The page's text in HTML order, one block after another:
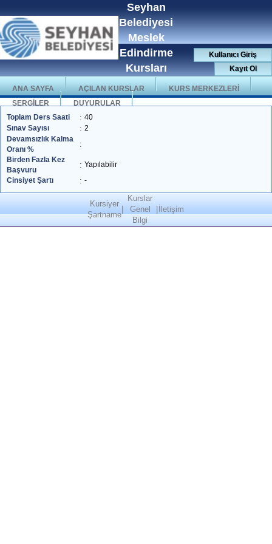
Seyhan
Belediyesi
Meslek
Edindirme
Kursları
Kullanıcı Giriş
Kayıt Ol
ANA SAYFA AÇILAN KURSLAR
KURS MERKEZLERİ
SERGİLER
DUYURULAR
Toplam Ders Saati
: 40
Sınav Sayısı
: 2
Devamsızlık Kalma
Oranı %
:
Birden Fazla Kez
Başvuru
: Yapılabilir
Cinsiyet Şartı
: -
Kursiyer
Şartname
Kurslar
Genel
Bilgi
İletişim